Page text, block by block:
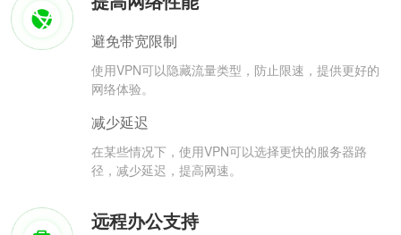
避免带宽限制
使用VPN可以隐藏流量类型，防止限速，提供更好的
网络体验。
减少延迟
在某些情况下，使用VPN可以选择更快的服务器路
径，减少延迟，提高网速。
远程办公支持